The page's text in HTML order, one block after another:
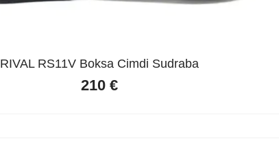
RIVAL RS11V Boksa Cimdi Sudraba
210€